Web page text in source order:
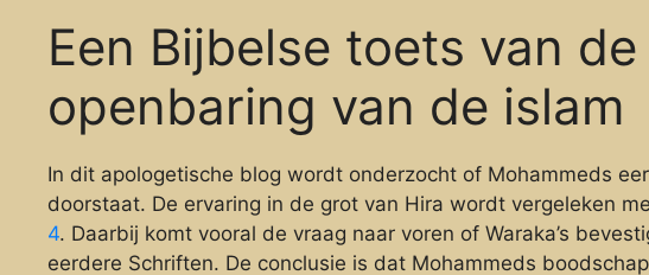
Een Bijbelse toets van
openbaring van de islam
In dit apologetische blog wordt onderzocht of Mohammeds
doorstaat. De ervaring in de grot van Hira wordt vergeleken
4. Daarbij komt vooral de vraag naar voren of Waraka’s
eerdere Schriften. De conclusie is dat Mohammeds